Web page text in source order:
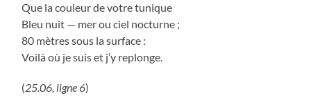
Que la couleur de votre tunique
Bleu nuit — mer ou ciel nocturne ;
80 mètres sous la surface :
Voilà où je suis et j’y replonge.
(25.06, ligne 6)